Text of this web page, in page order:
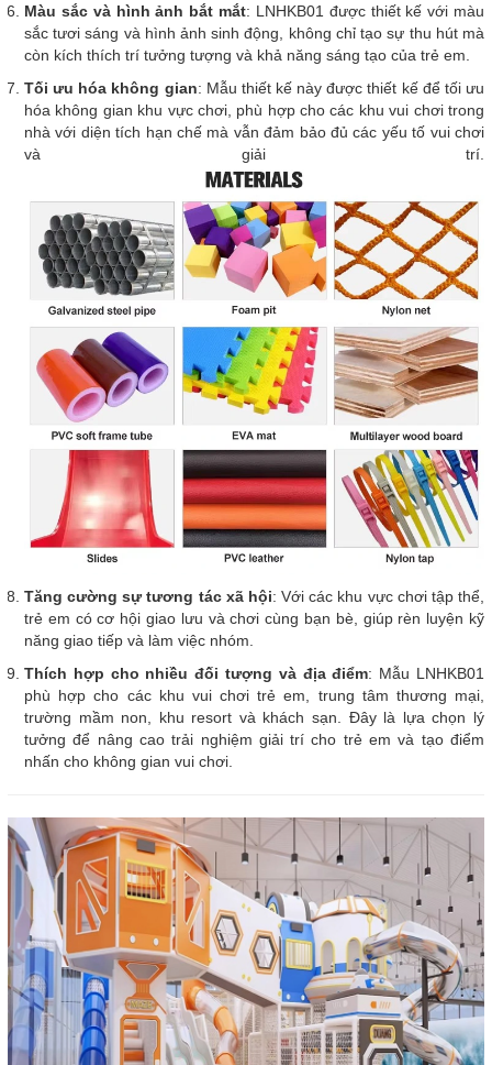
Màu sắc và hình ảnh bắt mắt: LNHKB01 được thiết kế với màu
sắc tươi sáng và hình ảnh sinh động, không chỉ tạo sự thu hút mà
còn kích thích trí tưởng tượng và khả năng sáng tạo của trẻ em.
Tối ưu hóa không gian: Mẫu thiết kế này được thiết kế để tối ưu
hóa không gian khu vực chơi, phù hợp cho các khu vui chơi trong
nhà với diện tích hạn chế mà vẫn đảm bảo đủ các yếu tố vui chơi
và giải trí.
Tăng cường sự tương tác xã hội: Với các khu vực chơi tập thể,
trẻ em có cơ hội giao lưu và chơi cùng bạn bè, giúp rèn luyện kỹ
năng giao tiếp và làm việc nhóm.
Thích hợp cho nhiều đối tượng và địa điểm: Mẫu LNHKB01
phù hợp cho các khu vui chơi trẻ em, trung tâm thương mại,
trường mầm non, khu resort và khách sạn. Đây là lựa chọn lý
tưởng để nâng cao trải nghiệm giải trí cho trẻ em và tạo điểm
nhấn cho không gian vui chơi.